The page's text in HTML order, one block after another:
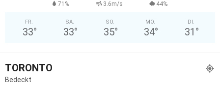
71% 3.6m/s 44%
FR.
33°
SA.
33°
SO.
35°
MO.
34°
DI.
31 °
TORONTO
Bedeckt